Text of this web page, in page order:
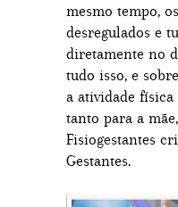
mesmo tempo,
desregulados e
diretamente no
tudo isso, e
a atividade física
tanto para a
Fisiogestantes
Gestantes.